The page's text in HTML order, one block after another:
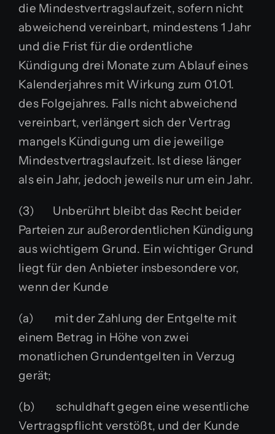
die Mindestvertragslaufzeit, sofern nicht
abweichend vereinbart, mindestens 1 Jahr
und die Frist für die ordentliche
Kündigung drei Monate zum Ablauf eines
Kalenderjahres mit Wirkung zum 01.01.
des Folgejahres. Falls nicht abweichend
vereinbart, verlängert sich der Vertrag
mangels Kündigung um die jeweilige
Mindestvertragslaufzeit. Ist diese länger
als ein Jahr, jedoch jeweils nur um ein Jahr.
(3) Unberührt bleibt das Recht beider
Parteien zur außerordentlichen Kündigung
aus wichtigem Grund. Ein wichtiger Grund
liegt für den Anbieter insbesondere vor,
wenn der Kunde
(a) mit der Zahlung der Entgelte mit
einem Betrag in Höhe von zwei
monatlichen Grundentgelten in Verzug
gerät;
(b) schuldhaft gegen eine wesentliche
Vertragspflicht verstößt, und der Kunde